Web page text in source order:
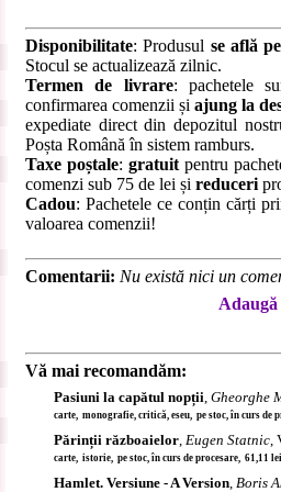
Disponibilitate: Produsul se află
Stocul se actualizează zilnic.
Termen de livrare: pachetele
confirmarea comenzii șiajung la
expediate direct din depozitul
Poșta Română în sistem ramburs.
Taxe poștale: gratuitpentru
comenzi sub 75 de lei și reduceri
Cadou: Pachetele ce conțin cărți
valoarea comenzii!
Comentarii: Nu există nici un
Vă mai recomandăm:
Pasiuni la capătul nopții, Gheorghe
carte, monografie, critică, eseu, pe stoc, în curs de
Părinții războaielor, Eugen Statnic,
carte, istorie, pe stoc, în curs de procesare, 61,11
Hamlet. Versiune - A Version, Boris